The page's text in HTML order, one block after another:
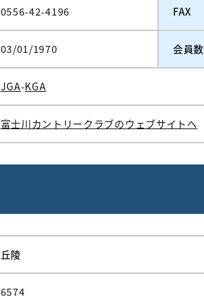
0556-42-4196 FAX
03/01/1970 会員数
JGA-KGA
富士川カントリークラブのウェブサイトへ
丘陵
6574